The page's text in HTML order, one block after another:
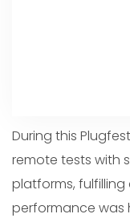
During this
remote tests with
platforms, fulfilling
performance was